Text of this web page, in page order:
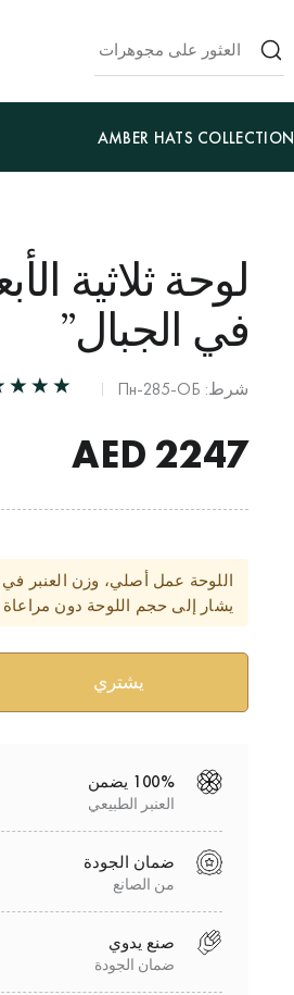
AMBER HATS COLLECTION
لوحة ثلاثية
في الجبال”
شرط: Пн-285-ОБ
2247
اللوحة عمل أصلي، وزن العنبر
يشار إلى حجم اللوحة دون
100% يضمن
العنبر الطبيعي
ضمان الجودة
من الصانع
صنع يدوي
ضمان الجودة